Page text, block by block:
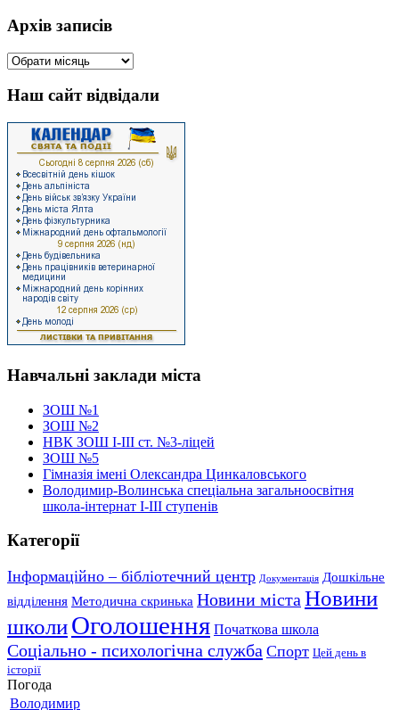
Архів записів
Архів
Наш сайт відвідали
Навчальні заклади міста
ЗОШ №1
ЗОШ №2
НВК ЗОШ І-ІІІ ст. №3-ліцей
ЗОШ №5
Гімназія імені Олександра Цинкаловського
Володимир-Волинська спеціальна загальноосвітня
школа-інтернат І-ІІІ ступенів
Категорії
Інформаційно – бібліотечний центр Документація Дошкільне
відділення Методична скринька Новини міста Новини
школиОголошення Початкова школа
Соціально - психологічна служба Спорт Цей день в
історії
Погода
Володимир